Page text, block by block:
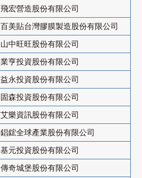
飛宏營造股份有限公司
百美貼台灣膠膜製造股份有限公司
山中旺旺股份有限公司
業亨投資股份有限公司
益永投資股份有限公司
固森投資股份有限公司
艾樂資訊股份有限公司
錩鋐全球產業股份有限公司
基元投資股份有限公司
傳奇城堡股份有限公司